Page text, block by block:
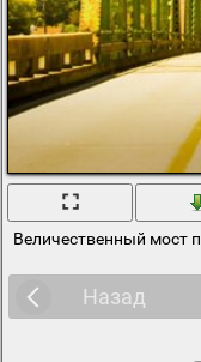
Величественный мост
Назад